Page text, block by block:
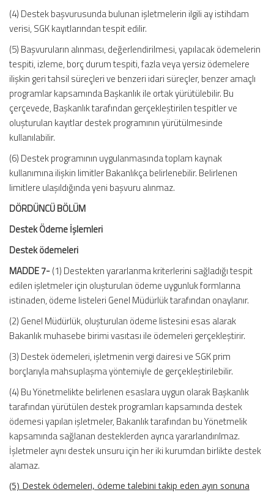
(4) Destek başvurusunda bulunan işletmelerin ilgili ay istihdam
verisi, SGK kayıtlarından tespit edilir.
(5) Başvuruların alınması, değerlendirilmesi, yapılacak ödemelerin
tespiti, izleme, borç durum tespiti, fazla veya yersiz ödemelere
ilişkin geri tahsil süreçleri ve benzeri idari süreçler, benzer amaçlı
programlar kapsamında Başkanlık ile ortak yürütülebilir. Bu
çerçevede, Başkanlık tarafından gerçekleştirilen tespitler ve
oluşturulan kayıtlar destek programının yürütülmesinde
kullanılabilir.
(6) Destek programının uygulanmasında toplam kaynak
kullanımına ilişkin limitler Bakanlıkça belirlenebilir. Belirlenen
limitlere ulaşıldığında yeni başvuru alınmaz.
DÖRDÜNCÜ BÖLÜM
Destek Ödeme İşlemleri
Destek ödemeleri
MADDE 7-(1) Destekten yararlanma kriterlerini sağladığı tespit
edilen işletmeler için oluşturulan ödeme uygunluk formlarına
istinaden, ödeme listeleri Genel Müdürlük tarafından onaylanır.
(2) Genel Müdürlük, oluşturulan ödeme listesini esas alarak
Bakanlık muhasebe birimi vasıtası ile ödemeleri gerçekleştirir.
(3) Destek ödemeleri, işletmenin vergi dairesi ve SGK prim
borçlarıyla mahsuplaşma yöntemiyle de gerçekleştirilebilir.
(4) Bu Yönetmelikte belirlenen esaslara uygun olarak Başkanlık
tarafından yürütülen destek programları kapsamında destek
ödemesi yapılan işletmeler, Bakanlık tarafından bu Yönetmelik
kapsamında sağlanan desteklerden ayrıca yararlandırılmaz.
İşletmeler aynı destek unsuru için her iki kurumdan birlikte destek
alamaz.
(5) Destek ödemeleri, ödeme talebini takip eden ayın sonuna